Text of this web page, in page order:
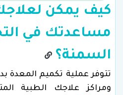
كيف يمكن
مساعدتك في
السمنة؟
تتوفر عملية تكميم المعدة
ومراكز علاجك الطبية